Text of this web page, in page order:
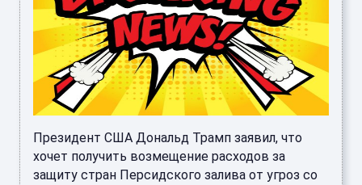
Президент США Дональд Трамп заявил, что
хочет получить возмещение расходов за
защиту стран Персидского залива от угроз со